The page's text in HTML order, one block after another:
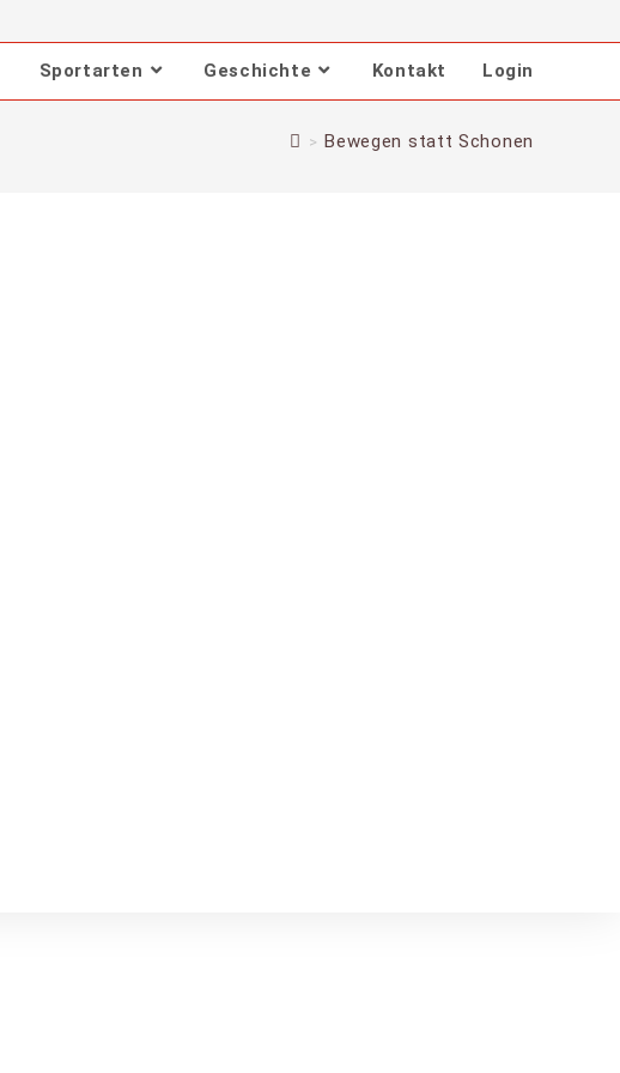
Sportarten Geschichte Kontakt Login
> Bewegen statt Schonen